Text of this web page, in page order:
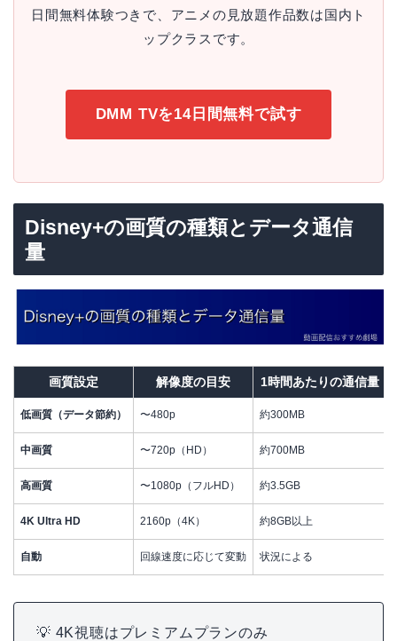
日間無料体験つきで、アニメの見放題作品数は国内ト
ップクラスです。
DMM TVを14日間無料で試す
Disney+の画質の種類とデータ通信
量
画質設定 解像度の目安 1時間あたりの通信量
低画質（データ節約） 〜480p 約300MB
中画質 〜720p（HD） 約700MB
高画質 〜1080p（フルHD） 約3.5GB
4K Ultra HD 2160p（4K） 約8GB以上
自動 回線速度に応じて変動 状況による
💡 4K視聴はプレミアムプランのみ